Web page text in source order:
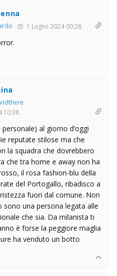
1 Luglio 2024 00:28
10:38
al giorno d’oggi
reputate stilose ma che
la squadra che dovrebbero
che tra home e away non ha
il rosa fashion-blu della
del Portogallo, ribadisco a
fuori dal comune. Non
una persona legata alle
che sia. Da milanista ti
è forse la peggiore maglia
ha venduto un botto